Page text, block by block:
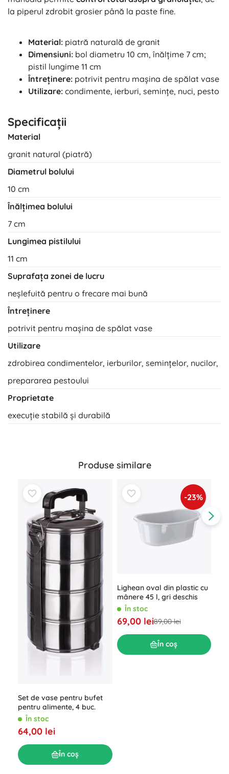
la piperul zdrobit grosier până la paste fine.
Material: piatră naturală de granit
Dimensiuni: bol diametru 10 cm, înălțime 7 cm;
pistil lungime 11 cm
Întreținere: potrivit pentru mașina de spălat vase
Utilizare: condimente, ierburi, semințe, nuci, pesto
Specificații
Material
granit natural (piatră)
Diametrul bolului
10 cm
Înălțimea bolului
7 cm
Lungimea pistilului
11 cm
Suprafața zonei de lucru
neșlefuită pentru o frecare mai bună
Întreținere
potrivit pentru mașina de spălat vase
Utilizare
zdrobirea condimentelor, ierburilor, semințelor, nucilor,
prepararea pestoului
Proprietate
execuție stabilă și durabilă
Produse similare
Set de vase pentru bufet
pentru alimente, 4 buc.
În stoc
64,00 lei
În coș
-23%
Lighean oval din plastic cu
mânere 45 l, gri deschis
În stoc
69,00 lei89,00 lei
În coș